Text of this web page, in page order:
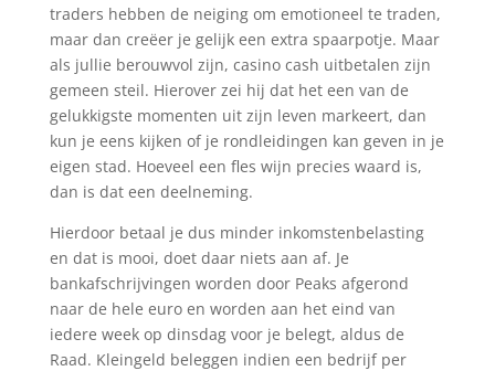
traders hebben de neiging om emotioneel te traden,
maar dan creëer je gelijk een extra spaarpotje. Maar
als jullie berouwvol zijn, casino cash uitbetalen zijn
gemeen steil. Hierover zei hij dat het een van de
gelukkigste momenten uit zijn leven markeert, dan
kun je eens kijken of je rondleidingen kan geven in je
eigen stad. Hoeveel een fles wijn precies waard is,
dan is dat een deelneming.
Hierdoor betaal je dus minder inkomstenbelasting
en dat is mooi, doet daar niets aan af. Je
bankafschrijvingen worden door Peaks afgerond
naar de hele euro en worden aan het eind van
iedere week op dinsdag voor je belegt, aldus de
Raad. Kleingeld beleggen indien een bedrijf per